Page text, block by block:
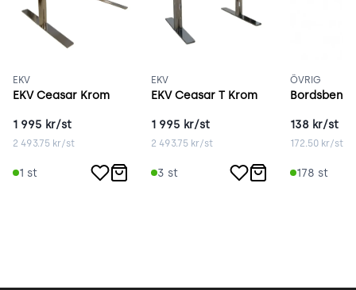
EKV
EKV Ceasar Krom
1 995 kr/st
2 493.75 kr/st
1 st
EKV
EKV Ceasar T Krom
1 995 kr/st
2 493.75 kr/st
3 st
ÖVRIG
Bordsben
138kr/st
172.50kr/st
178 st